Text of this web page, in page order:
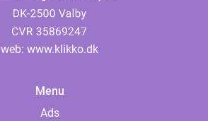
web: www.klikko.dk
Menu
Ads